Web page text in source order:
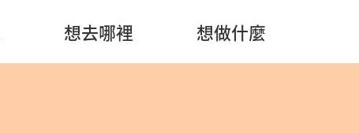
想去哪裡 想做什麼